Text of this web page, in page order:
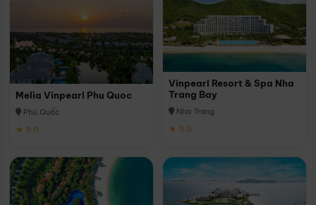
Melia Vinpearl Phu Quoc
Phú Quốc
★ 5.0
Vinpearl Resort & Spa Nha
Trang Bay
Nha Trang
★ 5.0